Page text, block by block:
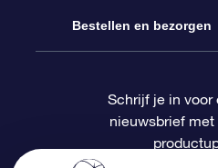
Blog
OSR Recensies
OSR Cadeaupakket
OSR Cadeaukaart
Sterrenregister
Gepersonaliseerde
Bestellen en bezorgen
Betalingsinformatie
Schrijf je in voor
nieuwsbrief met